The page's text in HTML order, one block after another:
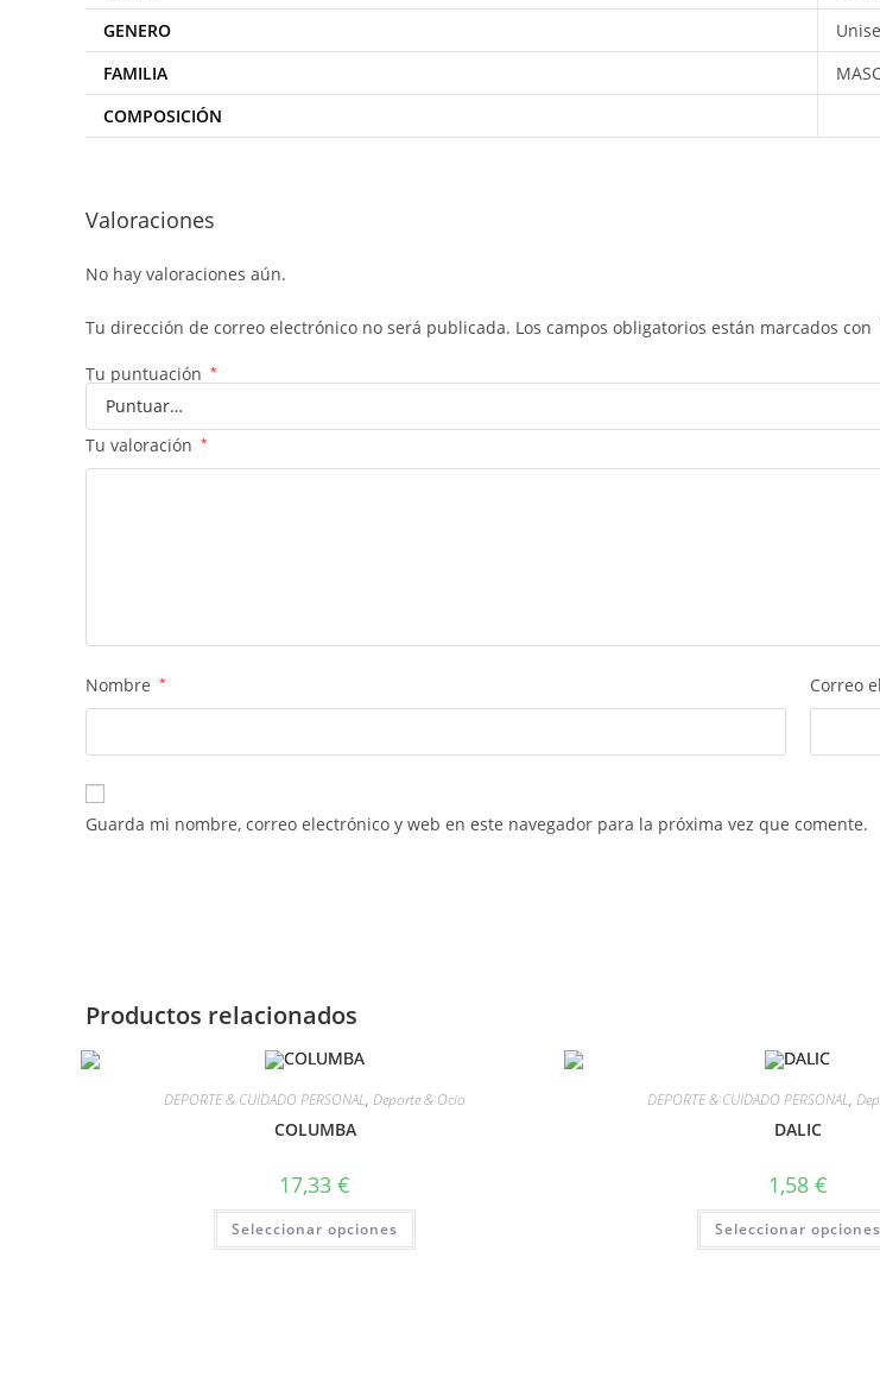
GENERO
FAMILIA
COMPOSICIÓN
Valoraciones
No hay valoraciones aún.
Tu dirección de correo electrónico no será publicada. Los campos obligatorios están marcados con
Tu puntuación *
Tu valoración *
Nombre * Correo
Guarda mi nombre, correo electrónico y web en este navegador para la próxima vez que comente.
Productos relacionados
DEPORTE & CUIDADO PERSONAL,Deporte & Ocio
COLUMBA
17,33€
Seleccionar opciones
DEPORTE & CUIDADO PERSONAL,
DALIC
1,58 €
Seleccionar opciones